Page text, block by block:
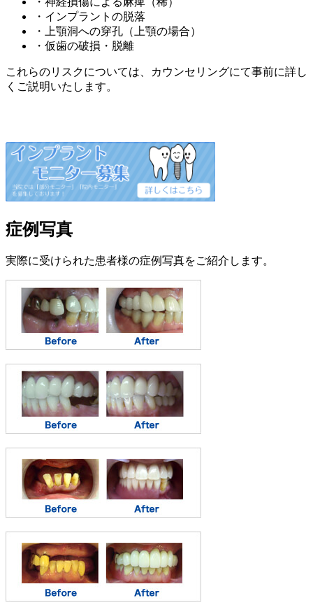
・インプラントの脱落
・上顎洞への穿孔（上顎の場合）
・仮歯の破損・脱離
これらのリスクについては、カウンセリングにて事前に詳し
くご説明いたします。
症例写真
実際に受けられた患者様の症例写真をご紹介します。